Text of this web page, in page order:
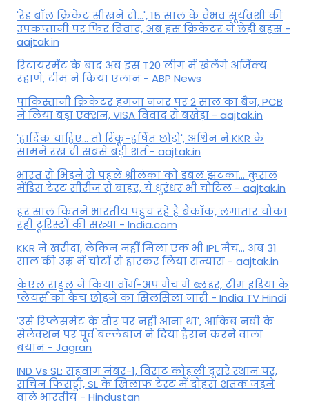
'रेड बॉल क्रिकेट सीखने दो...', 15 साल के वैभव सूर्यवंशी की
उपकप्तानी पर फ‍िर व‍िवाद, अब इस क्रिकेटर ने छेड़ी बहस -
aajtak.in
रिटायरमेंट के बाद अब इस T20 लीग में खेलेंगे अजिंक्य
रहाणे, टीम ने किया एलान - ABP News
पाकिस्तानी क्रिकेटर हमजा नजर पर 2 साल का बैन, PCB
ने ल‍िया बड़ा एक्शन, VISA व‍िवाद से बखेड़ा - aajtak.in
'हार्दिक चाहिए... तो रिंकू-हर्षित छोड़ो', अश्विन ने KKR के
सामने रख दी सबसे बड़ी शर्त - aajtak.in
भारत से भिड़ने से पहले श्रीलंका को डबल झटका... कुसल
मेंडिस टेस्ट सीरीज से बाहर, ये धुरंधर भी चोटिल - aajtak.in
हर साल कितने भारतीय पहुंच रहे हैं बैंकॉक, लगातार चौंका
रही टूरिस्टों की संख्या - India.com
KKR ने खरीदा, लेकिन नहीं मिला एक भी IPL मैच... अब 31
साल की उम्र में चोटों से हारकर लिया संन्यास - aajtak.in
केएल राहुल ने किया वॉर्म-अप मैच में ब्लंडर, टीम इंडिया के
प्लेयर्स का कैच छोड़ने का सिलसिला जारी - India TV Hindi
'उसे रिप्लेसमेंट के तौर पर नहीं आना था', आकिब नबी के
सेलेक्शन पर पूर्व बल्लेबाज ने दिया हैरान करने वाला
बयान - Jagran
IND Vs SL: सहवाग नंबर-1, विराट कोहली दूसरे स्थान पर,
सचिन फिसड्डी, SL के खिलाफ टेस्ट में दोहरा शतक जड़ने
वाले भारतीय - Hindustan